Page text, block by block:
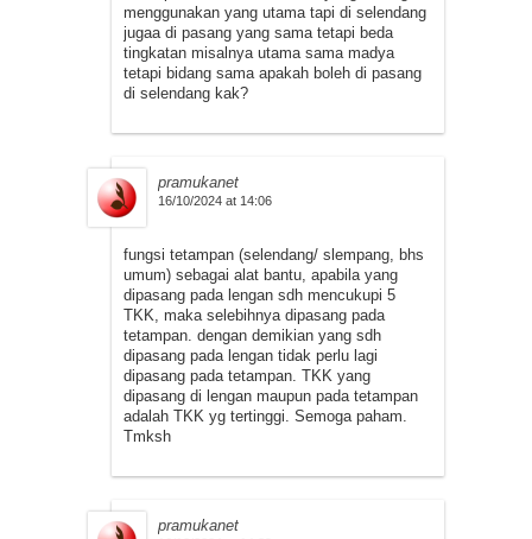
menggunakan yang utama tapi di selendang
jugaa di pasang yang sama tetapi beda
tingkatan misalnya utama sama madya
tetapi bidang sama apakah boleh di pasang
di selendang kak?
pramukanet
16/10/2024 at 14:06
fungsi tetampan (selendang/ slempang, bhs
umum) sebagai alat bantu, apabila yang
dipasang pada lengan sdh mencukupi 5
TKK, maka selebihnya dipasang pada
tetampan. dengan demikian yang sdh
dipasang pada lengan tidak perlu lagi
dipasang pada tetampan. TKK yang
dipasang di lengan maupun pada tetampan
adalah TKK yg tertinggi. Semoga paham.
Tmksh
pramukanet